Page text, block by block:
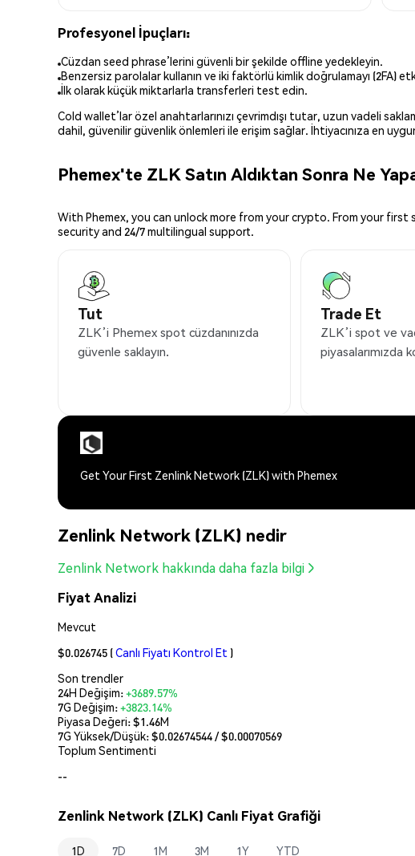
Profesyonel İpuçları:
Cüzdan seed phrase’lerini güvenli bir şekilde offline yedekleyin.
Benzersiz parolalar kullanın ve iki faktörlü kimlik doğrulamayı (2FA)
İlk olarak küçük miktarlarla transferleri test edin.
Cold wallet’lar özel anahtarlarınızı çevrimdışı tutar, uzun vadeli
dahil, güvenilir güvenlik önlemleri ile erişim sağlar. İhtiyacınıza en
Phemex'te ZLK Satın Aldıktan Sonra Ne
With Phemex, you can unlock more from your crypto. From your
security and 24/7 multilingual support.
Tut
ZLK’i Phemex spot cüzdanınızda
güvenle saklayın.
Trade Et
ZLK’i spot ve
piyasalarımızda
Get Your First Zenlink Network (ZLK) with Phemex
Zenlink Network (ZLK) nedir
Zenlink Network hakkında daha fazla bilgi
Fiyat Analizi
Mevcut
$0.026745 (Canlı Fiyatı Kontrol Et )
Son trendler
24H Değişim:+3689.57%
7G Değişim:+3823.14%
Piyasa Değeri:$1.46M
7G Yüksek/Düşük: $0.02674544/ $0.00070569
Toplum Sentimenti
--
Zenlink Network (ZLK) Canlı Fiyat Grafiği
1D 7D 1M 3M 1Y YTD